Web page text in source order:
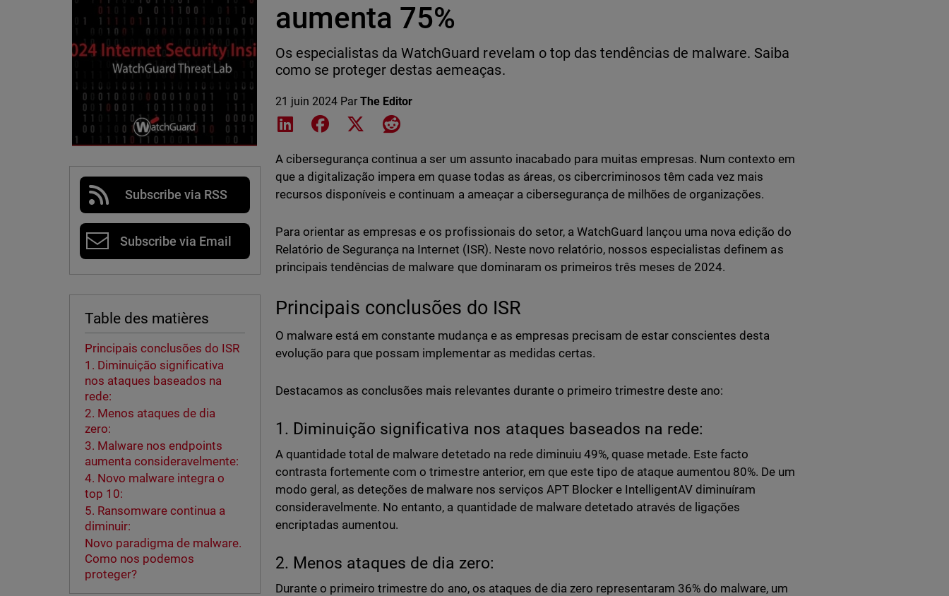
Subscribe via RSS
Subscribe via Email
Table des matières
Principais conclusões do ISR
1. Diminuição significativa
nos ataques baseados na
rede:
2. Menos ataques de dia
zero:
3. Malware nos endpoints
aumenta consideravelmente:
4. Novo malware integra o
top 10:
5. Ransomware continua a
diminuir:
Novo paradigma de malware.
Como nos podemos
proteger?
aumenta 75%
Os especialistas da WatchGuard revelam o top das tendências de malware. Saiba
como se proteger destas aemeaças.
21 juin 2024 ParThe Editor
Share on LinkedIn
Share on Facebook
Share on XShare on Reddit
A cibersegurança continua a ser um assunto inacabado para muitas empresas. Num contexto em
que a digitalização impera em quase todas as áreas, os cibercriminosos têm cada vez mais
recursos disponíveis e continuam a ameaçar a cibersegurança de milhões de organizações.
Para orientar as empresas e os profissionais do setor, a WatchGuard lançou uma nova edição do
Relatório de Segurança na Internet (ISR). Neste novo relatório, nossos especialistas definem as
principais tendências de malware que dominaram os primeiros três meses de 2024.
Principais conclusões do ISR
O malware está em constante mudança e as empresas precisam de estar conscientes desta
evolução para que possam implementar as medidas certas.
Destacamos as conclusões mais relevantes durante o primeiro trimestre deste ano:
1. Diminuição significativa nos ataques baseados na rede:
A quantidade total de malware detetado na rede diminuiu 49%, quase metade. Este facto
contrasta fortemente com o trimestre anterior, em que este tipo de ataque aumentou 80%. De um
modo geral, as deteções de malware nos serviços APT Blocker e IntelligentAV diminuíram
consideravelmente. No entanto, a quantidade de malware detetado através de ligações
encriptadas aumentou.
2. Menos ataques de dia zero:
Durante o primeiro trimestre do ano, os ataques de dia zero representaram 36% do malware, um